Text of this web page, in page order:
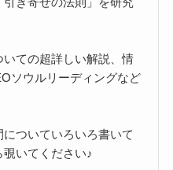
ての超詳しい解説、情
ソウルリーディングなど
ついていろいろ書いて
いてください♪